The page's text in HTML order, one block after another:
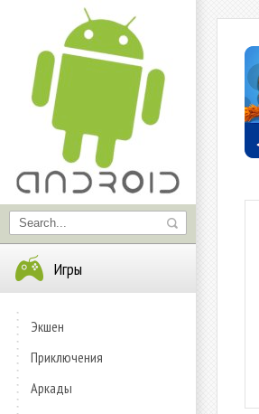
Игры
Экшен
Приключения
Аркады